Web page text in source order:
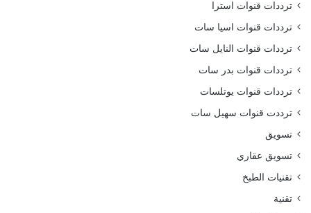
ترددات قنوات استرا
ترددات قنوات اسيا سات
ترددات قنوات النايل سات
ترددات قنوات بدر سات
ترددات قنوات يوتلسات
ترددت قنوات سهيل سات
تسويق
تسويق عقاري
تقنيات الطبخ
تقنية